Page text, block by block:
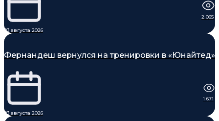
03 августа 2026
2 065
Фернандеш вернулся на тренировки в «Юнайтед»
03 августа 2026
1 671